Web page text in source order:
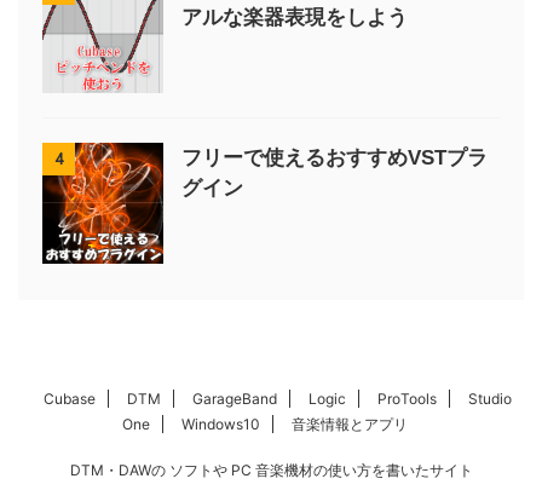
アルな楽器表現をしよう
4
フリーで使えるおすすめVSTプラ
グイン
Cubase DTM GarageBand Logic ProTools
Studio
One
Windows10 音楽情報とアプリ
DTM・DAWの ソフトや PC 音楽機材の使い方を書いたサイト